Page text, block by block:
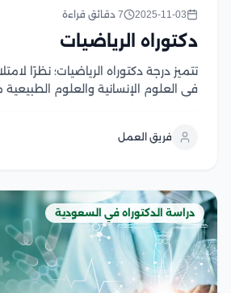
2025-11-03 7 دقائق قراءة
دكتوراه الرياضيات
تتميز درجة دكتوراه الرياضيات؛ نظرًا
في العلوم الإنسانية والعلوم الطبيعية
القول أن الرياضيات هي علم القياس
فريق العمل
دراسة الدكتوراه في السعودية